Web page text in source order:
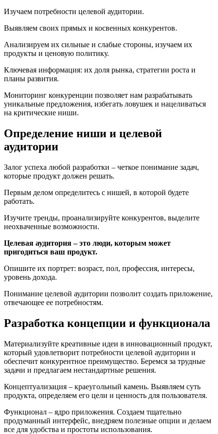
Изучаем потребности целевой аудитории.
Выявляем своих прямых и косвенных конкурентов.
Анализируем их сильные и слабые стороны, изучаем их
продукты и ценовую политику.
Ключевая информация: их доля рынка, стратегии роста и
планы развития.
Мониторинг конкуренции позволяет нам разрабатывать
уникальные предложения, избегать ловушек и нацеливаться
на критические ниши.
Определение ниши и целевой
аудитории
Залог успеха любой разработки – четкое понимание задач,
которые продукт должен решать.
Первым делом определитесь с нишей, в которой будете
работать.
Изучите тренды, проанализируйте конкурентов, выделите
неохваченные возможности.
Целевая аудитория – это люди, которым может
пригодиться ваш продукт.
Опишите их портрет: возраст, пол, профессия, интересы,
уровень дохода.
Понимание целевой аудитории позволит создать приложение,
отвечающее ее потребностям.
Разработка концепции и функционала
Материализуйте креативные идеи в инновационный продукт,
который удовлетворит потребности целевой аудитории и
обеспечит конкурентное преимущество. Беремся за трудные
задачи и предлагаем нестандартные решения.
Концептуализация – краеугольный камень. Выявляем суть
продукта, определяем его цели и ценность для пользователя.
Функционал – ядро приложения. Создаем тщательно
продуманный интерфейс, внедряем полезные опции и делаем
все для удобства и простоты использования.